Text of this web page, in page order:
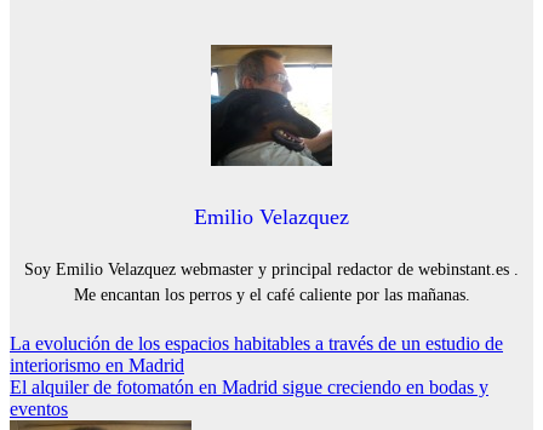
Emilio Velazquez
Soy Emilio Velazquez webmaster y principal redactor de webinstant.es .
Me encantan los perros y el café caliente por las mañanas.
Navegación
de
entradas
La evolución de los espacios habitables a través de un estudio de
interiorismo en Madrid
El alquiler de fotomatón en Madrid sigue creciendo en bodas y
eventos